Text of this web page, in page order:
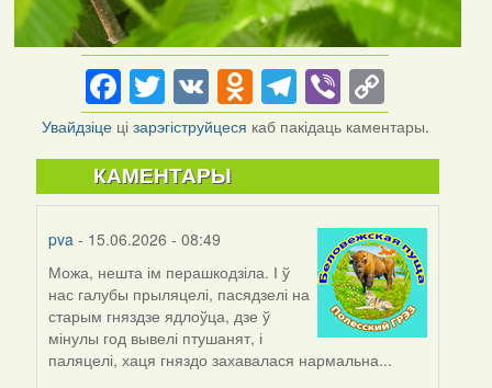
Facebook
Twitter
VKOdnoklassniki
Telegram
Viber
Link
Увайдзіце цізарэгіструйцеся каб пакідаць каментары.
КАМЕНТАРЫ
pva - 15.06.2026 - 08:49
Можа, нешта ім перашкодзіла. І ў
нас галубы прыляцелі, пасядзелі на
старым гняздзе ядлоўца, дзе ў
мінулы год вывелі птушанят, і
паляцелі, хаця гняздо захавалася нармальна...